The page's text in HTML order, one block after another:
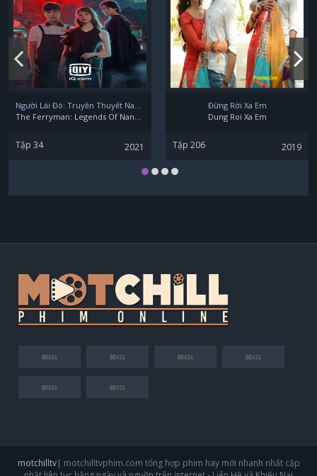
Tập 34 2021
Đừng Rời Xa Em
Dung Roi Xa Em
Tập 206 2019
motchilltv| motchilltvphim.com tổng hợp phim hay mới nhanh nhất cập